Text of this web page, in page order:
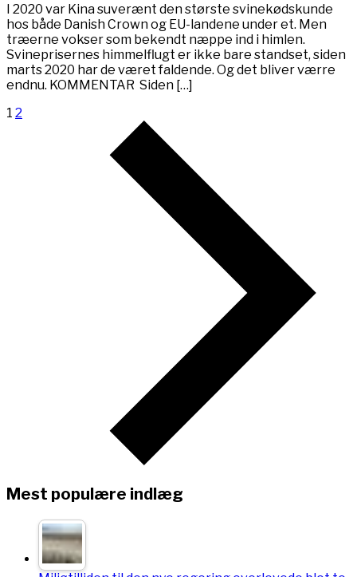
I 2020 var Kina suverænt den største svinekødskunde
hos både Danish Crown og EU-landene under et. Men
træerne vokser som bekendt næppe ind i himlen.
Svineprisernes himmelflugt er ikke bare standset, siden
marts 2020 har de været faldende. Og det bliver værre
endnu. KOMMENTAR Siden […]
1 2
Mest populære indlæg